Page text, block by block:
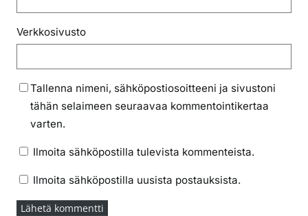
Verkkosivusto
Tallenna nimeni, sähköpostiosoitteeni ja sivustoni
tähän selaimeen seuraavaa kommentointikertaa
varten.
Ilmoita sähköpostilla tulevista kommenteista.
Ilmoita sähköpostilla uusista postauksista.